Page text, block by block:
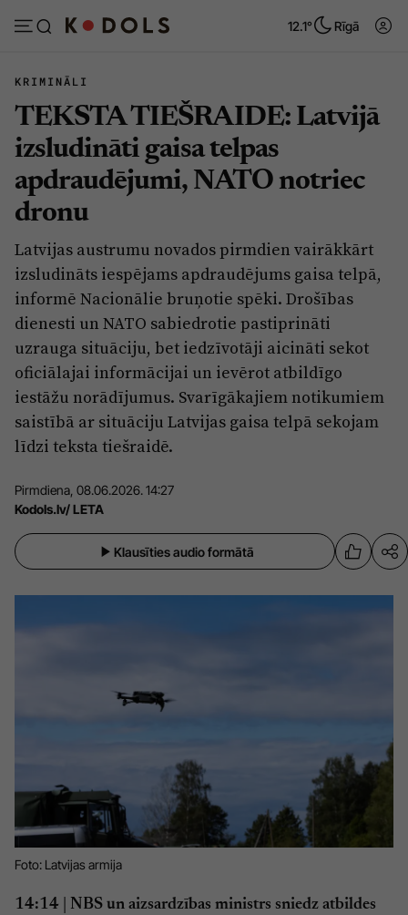
12.1° Rīgā
Abonēt Pieslēgties
Ziņas
Politika
Pašvaldības
Izglītība
Veselība
Vide
Sports
Tēmas
Dzīve un ticība
Ekonomika
Krimināli
Izklaide
Sarunas
Pasākumi
Pierīga
Ādaži
Sigulda
Jūrmala
Projekti
Mediju atbalsta fonds
Reklāma
Par laikrakstu
KRIMINĀLI
TEKSTA TIEŠRAIDE: Latvijā
izsludināti gaisa telpas
apdraudējumi, NATO notriec
dronu
Latvijas austrumu novados pirmdien vairākkārt
izsludināts iespējams apdraudējums gaisa telpā,
informē Nacionālie bruņotie spēki. Drošības
dienesti un NATO sabiedrotie pastiprināti
uzrauga situāciju, bet iedzīvotāji aicināti sekot
oficiālajai informācijai un ievērot atbildīgo
iestāžu norādījumus. Svarīgākajiem notikumiem
saistībā ar situāciju Latvijas gaisa telpā sekojam
līdzi teksta tiešraidē.
Pirmdiena, 08.06.2026. 14:27
Kodols.lv/ LETA
Klausīties audio formātā
Foto: Latvijas armija
14:14 | NBS un aizsardzības ministrs sniedz atbildes